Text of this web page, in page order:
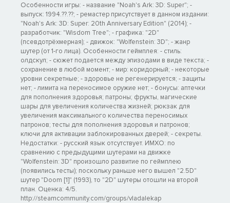
Особенности игры: - название "Noah's Ark: 3D: Super"; -
выпуск: 1994.??.??; - ремастер присутствует в данном издании:
"Noah's Ark: 3D: Super: 20th Anniversary Edition" (2014); -
разработчик: "Wisdom Tree"; - графика: "2D"
(псевдотрёхмерная); - движок: "Wolfenstein: 3D"; - жанр
шутер (от 1-го лица). Особенности геймплея: - стиль:
олдскул; - сюжет подается между эпизодами в виде текста; -
сохранение в любой момент; - мир: коридорный; - некоторые
уровни секретные; - здоровье не регенерируется; - защиты
нет; - лимита на переносимое оружие нет; - бонусы: аптечки
для пополнения здоровья; патроны; фрукты, магические
шары для увеличения количества жизней; рюкзак для
увеличения максимального количества переносимых
патронов; тесты для пополнения здоровья и патронов;
ключи для активации заблокированных дверей; - секреты.
Недостатки: - русский язык отсутствует. ИМХО: по
сравнению с предыдущими шутерами на движке
"Wolfenstein: 3D" произошло развитие по геймплею
(появились тесты); поскольку раньше него вышел "2.5D"
шутер "Doom [1]" (1993), то "2D" шутеры отошли на второй
план. Оценка: 4/5.
http://steamcommunity.com/groups/vladalekap